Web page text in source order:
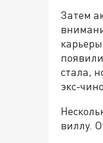
Затем
стала,
экс-
виллу.